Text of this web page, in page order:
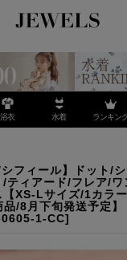
浴衣 水着 ランキン
フィール】ドット/シ
ティアード/フレア/
【XS-Lサイズ/1カラ
/8月下旬発送予定】
1-CC]